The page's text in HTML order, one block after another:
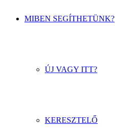
MIBEN SEGÍTHETÜNK?
ÚJ VAGY ITT?
KERESZTELŐ